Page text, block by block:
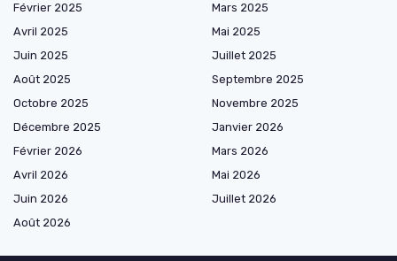
Février 2025
Mars 2025
Avril 2025
Mai 2025
Juin 2025
Juillet 2025
Août 2025
Septembre 2025
Octobre 2025
Novembre 2025
Décembre 2025
Janvier 2026
Février 2026
Mars 2026
Avril 2026
Mai 2026
Juin 2026
Juillet 2026
Août 2026